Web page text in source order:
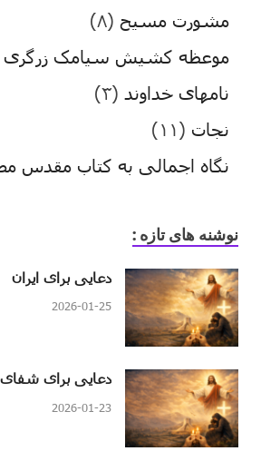
مشورت مسیح (۸)
موعظه کشیش سیامک زرگری
نامهای خداوند (۳)
نجات (۱۱)
نگاه اجمالی به کتاب مقدس
نوشنه های تازه :
دعایی برای ایران
2026-01-25
دعایی برای شفای
2026-01-23